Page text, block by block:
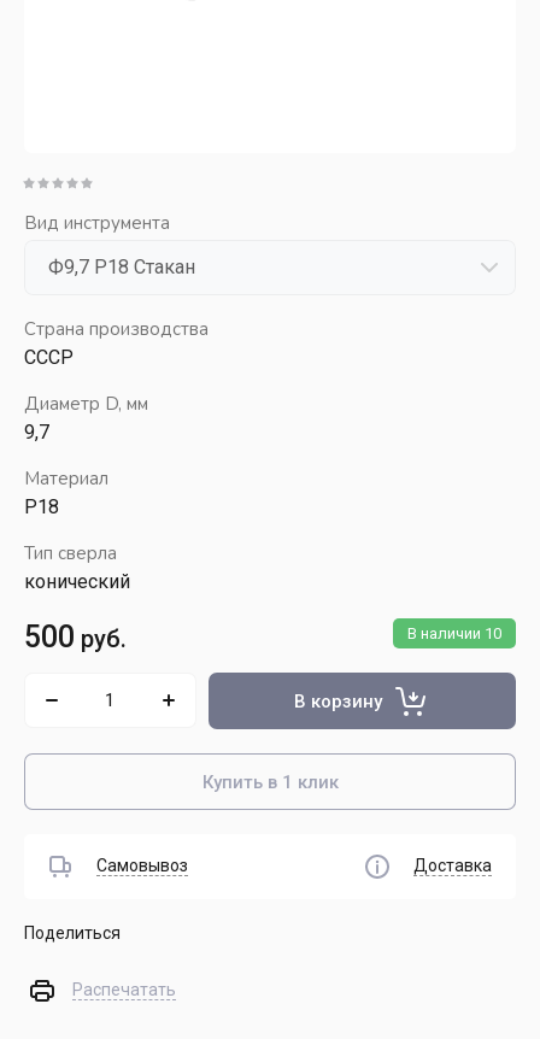
Вид инструмента
Страна производства
СССР
Диаметр D, мм
9,7
Материал
Р18
Тип сверла
конический
В наличии 10
500 руб.
В корзину
Купить в 1 клик
Самовывоз Доставка
Поделиться
Распечатать